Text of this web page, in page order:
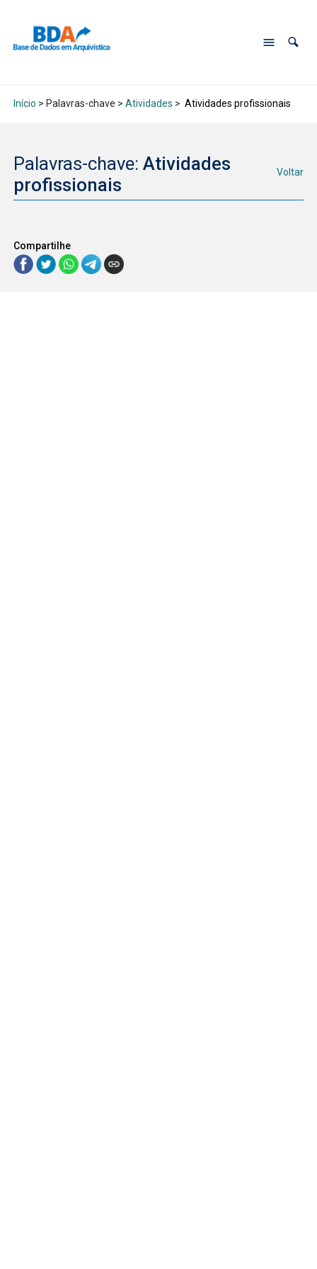
Início > Palavras-chave > Atividades > Atividades profissionais
Palavras-chave: Atividades
profissionais
Voltar
Compartilhe